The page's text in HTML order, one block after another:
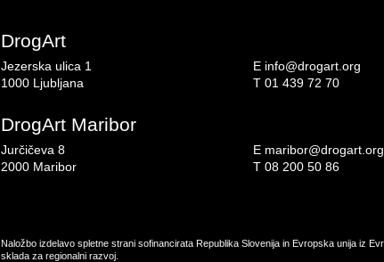
DrogArt
Jezerska ulica 1
1000 Ljubljana
E info@drogart.org
T 01 439 72 70
DrogArt Maribor
Jurčičeva 8
2000 Maribor
E maribor@drogart.org
T 08 200 50 86
Naložbo izdelavo spletne strani sofinancirata Republika Slovenija in Evropska unija iz
sklada za regionalni razvoj.